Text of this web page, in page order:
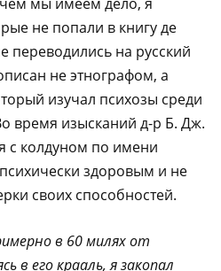
не попали в книгу де
переводились на русский
не этнографом, а
изучал психозы среди
время изысканий д-р Б. Дж.
с колдуном по имени
здоровым и не
своих способностей.
в 60 милях от
в его крааль, я закопал